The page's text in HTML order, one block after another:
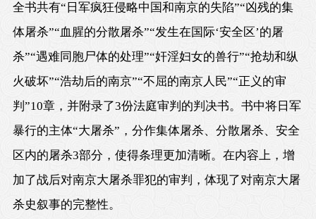
全书共有“日军疯狂侵略中国和南京的失陷”“凶残的集
体屠杀”“血腥的分散屠杀”“发生在国际‘安全区’的屠
杀”“遇难同胞尸体的处理”“奸淫妇女的兽行”“抢劫和纵
火破坏”“浩劫后的南京”“不屈的南京人民”“正义的审
判”10章，并附录了3份法庭审判的判决书。书中将日军
暴行的主体“大屠杀”，分作集体屠杀、分散屠杀、安全
区内的屠杀3部分，使得条理更加清晰。在内容上，增
加了战后对南京大屠杀罪犯的审判，体现了对南京大屠
杀史叙事的完整性。